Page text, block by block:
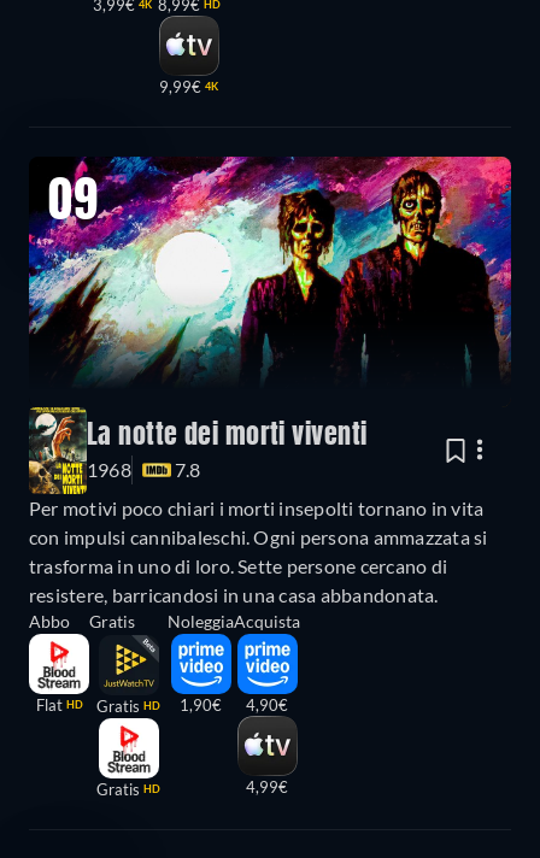
3,99€ 4K 8,99€ HD
9,99€ 4K
09
La notte dei morti viventi
1968
7.8
Per motivi poco chiari i morti insepolti tornano in vita
con impulsi cannibaleschi. Ogni persona ammazzata si
trasforma in uno di loro. Sette persone cercano di
resistere, barricandosi in una casa abbandonata.
Abbo
Flat HD
Gratis
Gratis HD
Gratis HD
Noleggia
1,90€
Acquista
4,90€
4,99€